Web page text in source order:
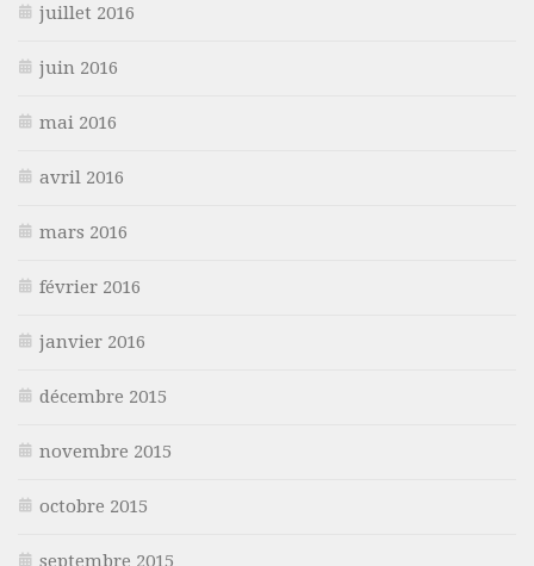
juillet 2016
juin 2016
mai 2016
avril 2016
mars 2016
février 2016
janvier 2016
décembre 2015
novembre 2015
octobre 2015
septembre 2015